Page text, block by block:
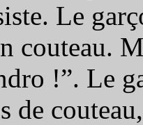
Le
couteau.
!”. Le
de